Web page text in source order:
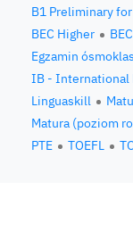
B1 Preliminary
BEC Higher
Egzamin
IB - International
Linguaskill
Matura (poziom
PTE
TOEFL